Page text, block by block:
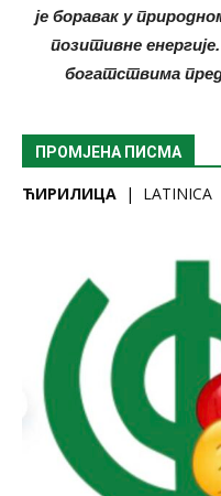
је боравак у
позитивне
богатствима
ПРОМЈЕНА ПИСМА
ЋИРИЛИЦА | LATINICA